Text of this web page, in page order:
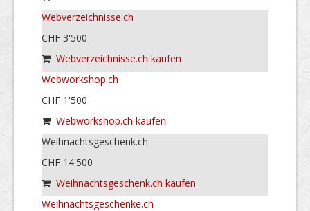
Webverzeichnisse.ch
CHF 3'500
Webverzeichnisse.ch kaufen
Webworkshop.ch
CHF 1'500
Webworkshop.ch kaufen
Weihnachtsgeschenk.ch
CHF 14'500
Weihnachtsgeschenk.ch kaufen
Weihnachtsgeschenke.ch